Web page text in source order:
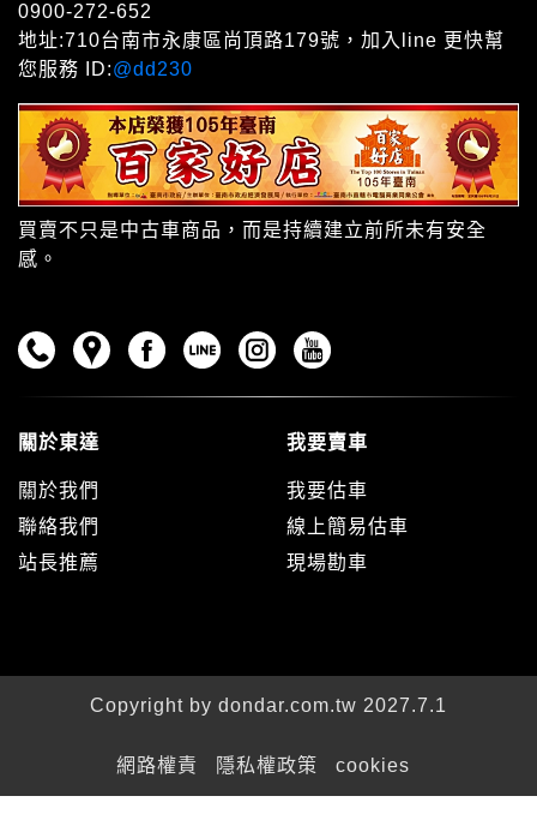
0900-272-652
地址:710台南市永康區尚頂路179號，加入line 更快幫
您服務 ID:@dd230
買賣不只是中古車商品，而是持續建立前所未有安全
感。
關於東達
關於我們
聯絡我們
站長推薦
我要賣車
我要估車
線上簡易估車
現場勘車
Copyright by dondar.com.tw 2027.7.1
網路權責 隱私權政策 cookies